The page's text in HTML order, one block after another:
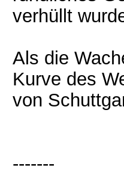
verhüllt
Als die
Kurve des
von
-------